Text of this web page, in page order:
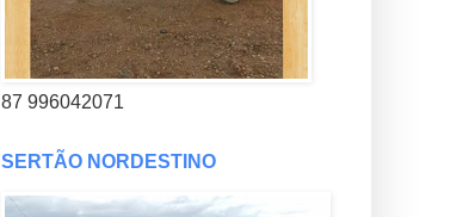
87 996042071
SERTÃO NORDESTINO